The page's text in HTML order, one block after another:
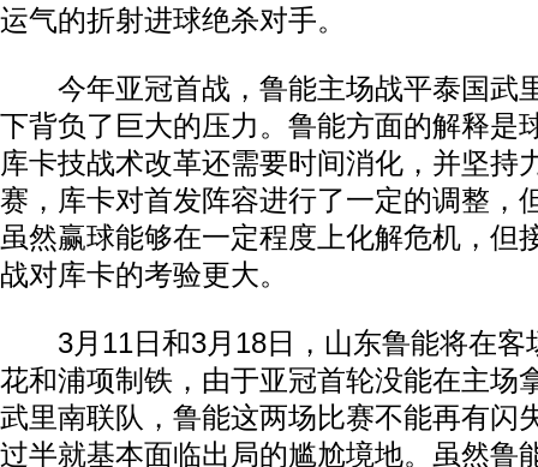
运气的折射进球绝杀对手。
今年亚冠首战，鲁能主场战平泰国武
下背负了巨大的压力。鲁能方面的解释是
库卡技战术改革还需要时间消化，并坚持
赛，库卡对首发阵容进行了一定的调整，
虽然赢球能够在一定程度上化解危机，但
战对库卡的考验更大。
3月11日和3月18日，山东鲁能将在客
花和浦项制铁，由于亚冠首轮没能在主场
武里南联队，鲁能这两场比赛不能再有闪
过半就基本面临出局的尴尬境地。虽然鲁